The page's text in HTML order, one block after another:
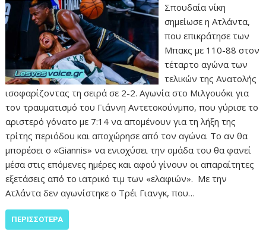
Σπουδαία νίκη
σημείωσε η Ατλάντα,
που επικράτησε των
Μπακς με 110-88 στον
τέταρτο αγώνα των
τελικών της Ανατολής
ισοφαρίζοντας τη σειρά σε 2-2. Αγωνία στο Μιλγουόκι για
τον τραυματισμό του Γιάννη Αντετοκούνμπο, που γύρισε το
αριστερό γόνατο με 7:14 να απομένουν για τη λήξη της
τρίτης περιόδου και αποχώρησε από τον αγώνα. Το αν θα
μπορέσει ο «Giannis» να ενισχύσει την ομάδα του θα φανεί
μέσα στις επόμενες ημέρες και αφού γίνουν οι απαραίτητες
εξετάσεις από το ιατρικό τιμ των «ελαφιών». Με την
Ατλάντα δεν αγωνίστηκε ο Τρέι Γιανγκ, που…
ΠΕΡΙΣΣΌΤΕΡΑ